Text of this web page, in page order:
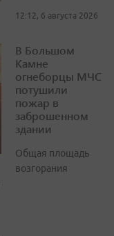
12:12, 6 августа 2026
В Большом
Камне
огнеборцы МЧС
потушили
пожар в
заброшенном
здании
Общая площадь
возгорания